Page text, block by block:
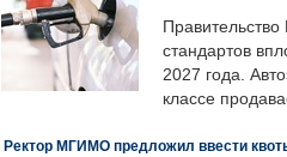
стандартов
2027 года.
классе
Ректор МГИМО предложил ввести